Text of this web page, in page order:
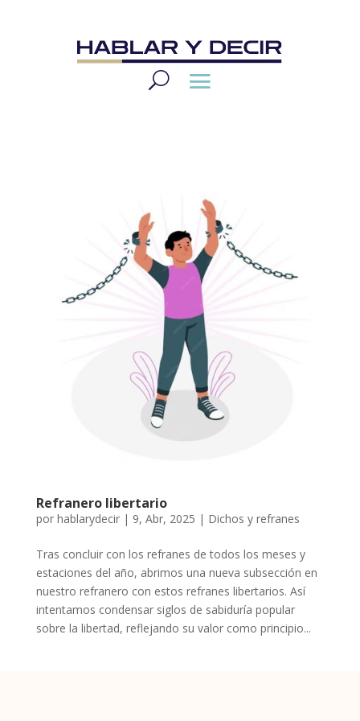
Refranero libertario
por hablarydecir| 9, Abr, 2025 | Dichos y refranes
Tras concluir con los refranes de todos los meses y
estaciones del año, abrimos una nueva subsección en
nuestro refranero con estos refranes libertarios. Así
intentamos condensar siglos de sabiduría popular
sobre la libertad, reflejando su valor como principio...